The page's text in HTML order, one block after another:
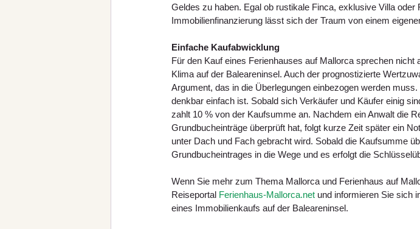
Geldes zu haben. Egal ob rustikale Finca, exklusive Villa
Immobilienfinanzierung lässt sich der Traum von einem
Einfache Kaufabwicklung
Für den Kauf eines Ferienhauses auf Mallorca sprechen
Klima auf der Baleareninsel. Auch der prognostizierte
Argument, das in die Überlegungen einbezogen werden
denkbar einfach ist. Sobald sich Verkäufer und Käufer einig
zahlt 10 % von der Kaufsumme an. Nachdem ein Anwalt die
Grundbucheinträge überprüft hat, folgt kurze Zeit später ein
unter Dach und Fach gebracht wird. Sobald die Kaufsumme
Grundbucheintrages in die Wege und es erfolgt die
Wenn Sie mehr zum Thema Mallorca und Ferienhaus auf
Reiseportal Ferienhaus-Mallorca.net und informieren Sie sich
eines Immobilienkaufs auf der Baleareninsel.